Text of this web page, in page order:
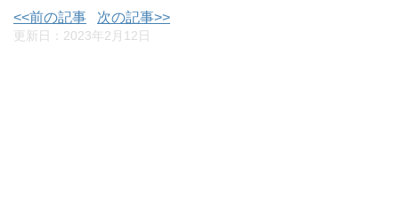
<<前の記事 次の記事>>
更新日： 2023年2月12日